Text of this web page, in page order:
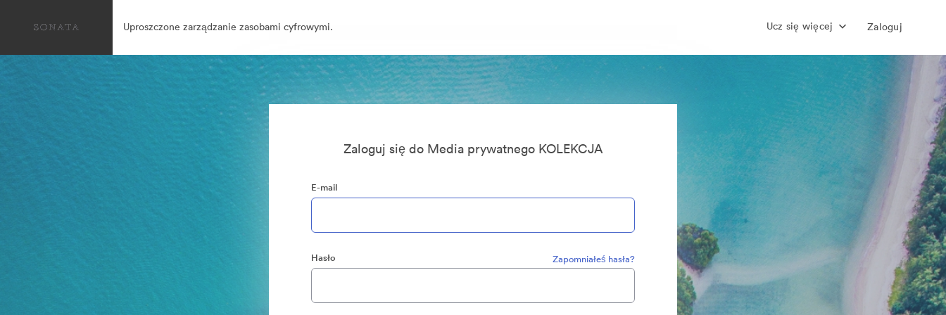
Uproszczone zarządzanie zasobami cyfrowymi. Ucz się więcej Zaloguj
Zaloguj się do Media prywatnego KOLEKCJA
E-mail
Hasło Zapomniałeś hasła?